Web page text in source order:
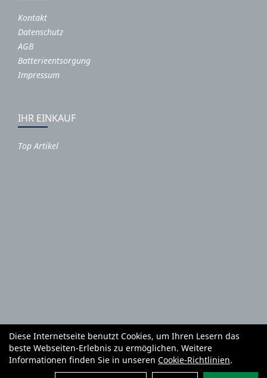
Kontakt
Datenschutz
AGB
Batterieentsorgung
Impressum
IHR EINKAUF
Top Artikel
Autoteile und Zubehör E-Roller
Fahrräder
Fahrradzubehör
Fahrradteile Bekleidung
Mietgeräte
Reifenhandel und Montage
Garten und Forstgeräte Service
Diese Internetseite benutzt Cookies, um Ihren Lesern das
beste Webseiten-Erlebnis zu ermöglichen. Weitere
Informationen finden Sie in unseren Cookie-Richtlinien.